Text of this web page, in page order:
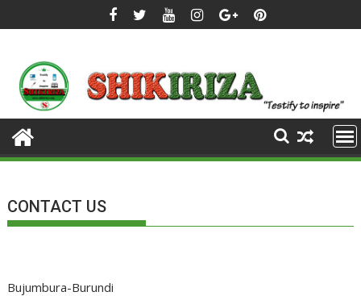
to
CONTACT US
Bujumbura-Burundi